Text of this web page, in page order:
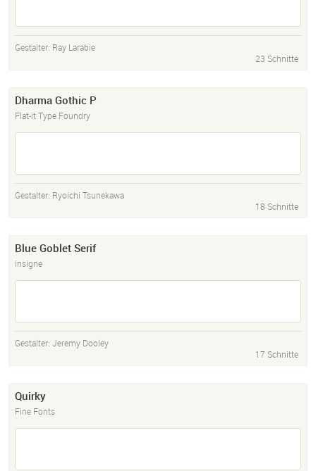
Gestalter: Ray Larabie
23 Schnitte
Dharma Gothic P
Flat-it Type Foundry
Gestalter: Ryoichi Tsunekawa
18 Schnitte
Blue Goblet Serif
insigne
Gestalter: Jeremy Dooley
17 Schnitte
Quirky
Fine Fonts